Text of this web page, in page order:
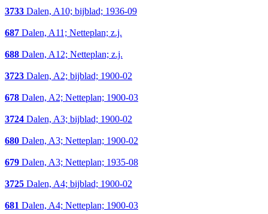
3733 Dalen, A10; bijblad; 1936-09
687 Dalen, A11; Netteplan; z.j.
688 Dalen, A12; Netteplan; z.j.
3723 Dalen, A2; bijblad; 1900-02
678 Dalen, A2; Netteplan; 1900-03
3724 Dalen, A3; bijblad; 1900-02
680 Dalen, A3; Netteplan; 1900-02
679 Dalen, A3; Netteplan; 1935-08
3725 Dalen, A4; bijblad; 1900-02
681 Dalen, A4; Netteplan; 1900-03